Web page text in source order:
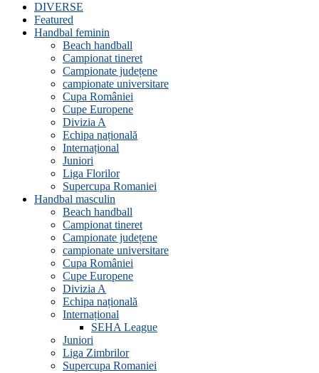
DIVERSE
Featured
Handbal feminin
Beach handball
Campionat tineret
Campionate județene
campionate universitare
Cupa României
Cupe Europene
Divizia A
Echipa națională
Internațional
Juniori
Liga Florilor
Supercupa Romaniei
Handbal masculin
Beach handball
Campionat tineret
Campionate județene
campionate universitare
Cupa României
Cupe Europene
Divizia A
Echipa națională
Internațional
SEHA League
Juniori
Liga Zimbrilor
Supercupa Romaniei